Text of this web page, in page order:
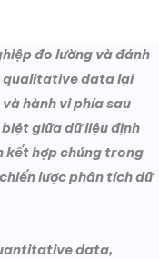
đo lường và đánh
qualitative data lại
hành vi phía sau
giữa dữ liệu định
kết hợp chúng trong
lược phân tích dữ
data,